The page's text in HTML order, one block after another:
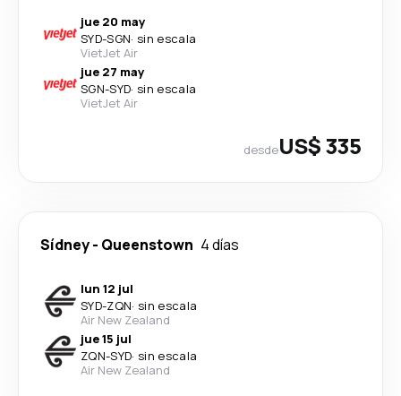
jue 20 may
SYD-SGN· sin escala
VietJet Air
jue 27 may
SGN-SYD· sin escala
VietJet Air
desdeUS$ 335
Sídney- Queenstown 4 días
lun 12 jul
SYD-ZQN· sin escala
Air New Zealand
jue 15 jul
ZQN-SYD· sin escala
Air New Zealand